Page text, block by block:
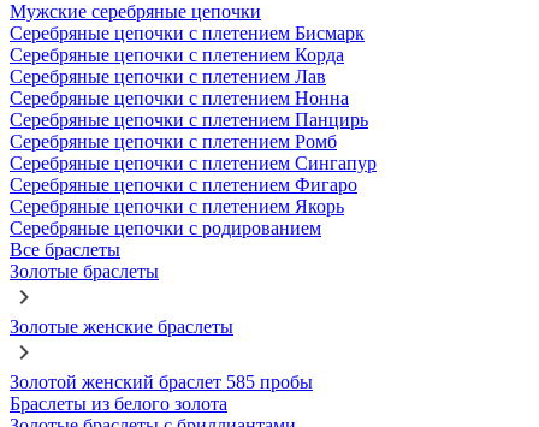
Мужские серебряные цепочки
Серебряные цепочки с плетением Бисмарк
Серебряные цепочки с плетением Корда
Серебряные цепочки с плетением Лав
Серебряные цепочки с плетением Нонна
Серебряные цепочки с плетением Панцирь
Серебряные цепочки с плетением Ромб
Серебряные цепочки с плетением Сингапур
Серебряные цепочки с плетением Фигаро
Серебряные цепочки с плетением Якорь
Серебряные цепочки с родированием
Все браслеты
Золотые браслеты
Золотые женские браслеты
Золотой женский браслет 585 пробы
Браслеты из белого золота